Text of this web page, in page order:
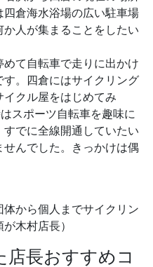
倉海水浴場の広い駐車場
人が集まることをしたい
めて自転車で走りに出かけ
。四倉にはサイクリング
クル屋をはじめてみ
スポーツ自転車を趣味に
でに全線開通していたい
んでした。きっかけは偶
から個人までサイクリン
木村店長）
長おすすめコ